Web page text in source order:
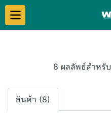
8 ผลลัพธ์สำหรั
สินค้า (8)